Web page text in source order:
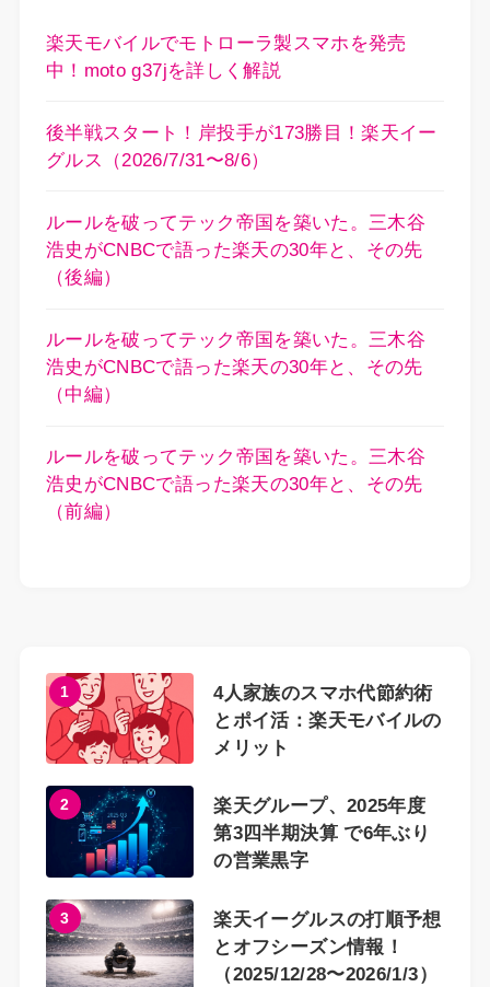
楽天モバイルでモトローラ製スマホを発売
中！moto g37jを詳しく解説
後半戦スタート！岸投手が173勝目！楽天イー
グルス（2026/7/31〜8/6）
ルールを破ってテック帝国を築いた。三木谷
浩史がCNBCで語った楽天の30年と、その先
（後編）
ルールを破ってテック帝国を築いた。三木谷
浩史がCNBCで語った楽天の30年と、その先
（中編）
ルールを破ってテック帝国を築いた。三木谷
浩史がCNBCで語った楽天の30年と、その先
（前編）
1
4人家族のスマホ代節約術
とポイ活：楽天モバイルの
メリット
2
楽天グループ、2025年度
第3四半期決算 で6年ぶり
の営業黒字
3
楽天イーグルスの打順予想
とオフシーズン情報！
（2025/12/28〜2026/1/3）